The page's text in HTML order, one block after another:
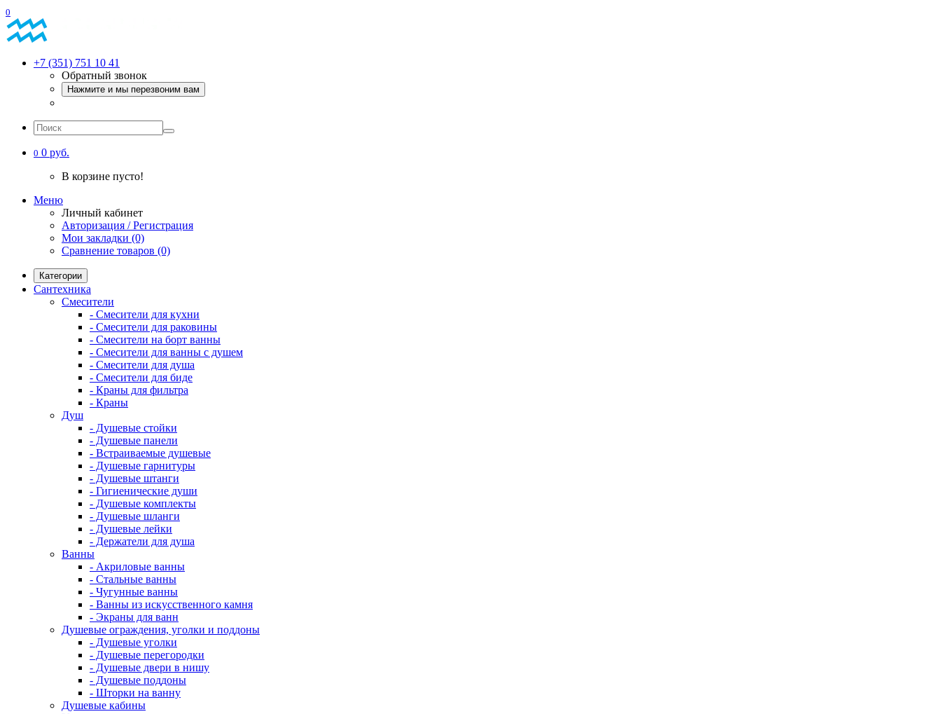
0
+7 (351) 751 10 41
Обратный звонок
Нажмите и мы перезвоним вам
0 0 руб.
В корзине пусто!
Меню
Личный кабинет
Авторизация / Регистрация
Мои закладки (0)
Сравнение товаров (0)
Категории
Сантехника
Смесители
- Смесители для кухни
- Смесители для раковины
- Смесители на борт ванны
- Смесители для ванны с душем
- Смесители для душа
- Смесители для биде
- Краны для фильтра
- Краны
Душ
- Душевые стойки
- Душевые панели
- Встраиваемые душевые
- Душевые гарнитуры
- Душевые штанги
- Гигиенические души
- Душевые комплекты
- Душевые шланги
- Душевые лейки
- Держатели для душа
Ванны
- Акриловые ванны
- Стальные ванны
- Чугунные ванны
- Ванны из искусственного камня
- Экраны для ванн
Душевые ограждения, уголки и поддоны
- Душевые уголки
- Душевые перегородки
- Душевые двери в нишу
- Душевые поддоны
- Шторки на ванну
Душевые кабины